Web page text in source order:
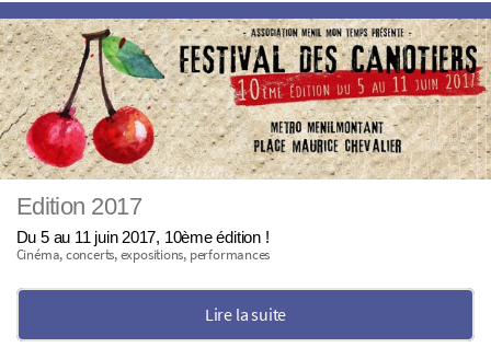
Edition 2017
Du 5 au 11 juin 2017, 10ème édition !
Cinéma, concerts, expositions, performances
Lire la suite